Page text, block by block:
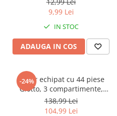
9,99 Lei
IN STOC
ADAUGA IN COS
-24%
Penar echipat cu 44 piese
Giotto, 3 compartimente,
Hello Kitty
138,99 Lei
104,99 Lei